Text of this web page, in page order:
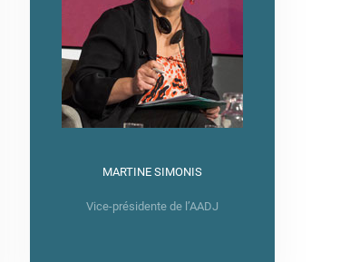
MARTINE SIMONIS
Vice-présidente de l’AADJ